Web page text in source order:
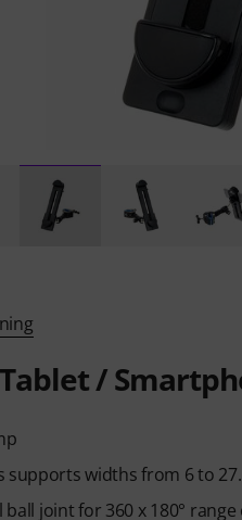
/
supports widths from 6 to
ball joint for 360 x 180°